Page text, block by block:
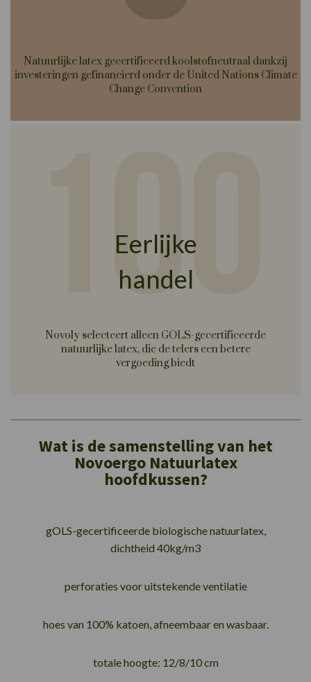
Natuurlijke latex gecertificeerd koolstofneutraal dankzij
investeringen gefinancierd onder de United Nations Climate
Change Convention
Eerlijke
handel
Novoly selecteert alleen GOLS-gecertificeerde
natuurlijke latex, die de telers een betere
vergoeding biedt
Wat is de samenstelling van het
Novoergo Natuurlatex
hoofdkussen?
gOLS-gecertificeerde biologische natuurlatex,
dichtheid 40kg/m3
perforaties voor uitstekende ventilatie
hoes van 100% katoen, afneembaar en wasbaar.
totale hoogte: 12/8/10 cm